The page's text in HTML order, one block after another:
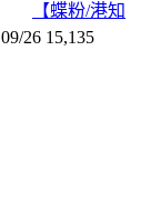
【蝶粉/港知
09/26 15,135